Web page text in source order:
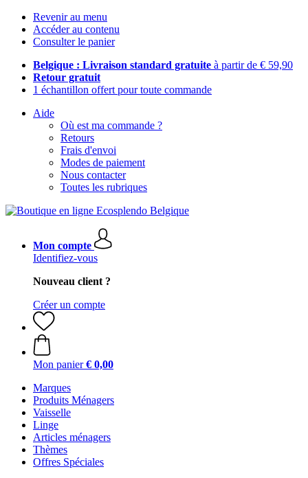
Revenir au menu
Accéder au contenu
Consulter le panier
Belgique : Livraison standard gratuite à partir de € 59,90
Retour gratuit
1 échantillon offert pour toute commande
Aide
Où est ma commande ?
Retours
Frais d'envoi
Modes de paiement
Nous contacter
Toutes les rubriques
Mon compte
Identifiez-vous
Nouveau client ?
Créer un compte
Mon panier € 0,00
Marques
Produits Ménagers
Vaisselle
Linge
Articles ménagers
Thèmes
Offres Spéciales